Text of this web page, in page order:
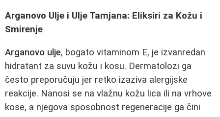
Arganovo Ulje i Ulje Tamjana: Eliksiri za Kožu i
Smirenje
Arganovo ulje, bogato vitaminom E, je izvanredan
hidratant za suvu kožu i kosu. Dermatolozi ga
često preporučuju jer retko izaziva alergijske
reakcije. Nanosi se na vlažnu kožu lica ili na vrhove
kose, a njegova sposobnost regeneracije ga čini